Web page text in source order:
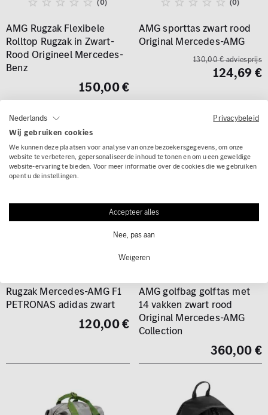
AMG Rugzak Flexibele
Rolltop Rugzak in Zwart-
Rood Origineel Mercedes-
Benz
150,00 €
AMG sporttas zwart rood
Original Mercedes-AMG
130,00 € adviesprijs
124,69 €
Rugzak Mercedes-AMG F1
PETRONAS adidas zwart
120,00 €
AMG golfbag golftas met
14 vakken zwart rood
Original Mercedes-AMG
Collection
360,00 €
Nederlands
Privacybeleid
Wij gebruiken cookies
We kunnen deze plaatsen voor analyse van onze bezoekersgegevens, om onze
website te verbeteren, gepersonaliseerde inhoud te tonen en om u een geweldige
website-ervaring te bieden. Voor meer informatie over de cookies die we gebruiken
opent u de instellingen.
Accepteer alles
Nee, pas aan
Weigeren